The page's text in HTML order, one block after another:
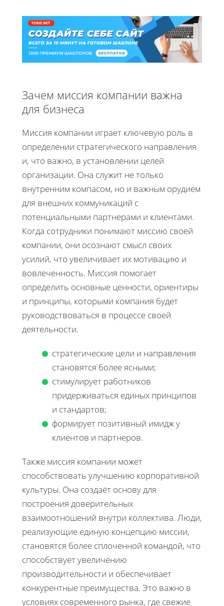
Зачем миссия компании важна
для бизнеса
Миссия компании играет ключевую роль в
определении стратегического направления
и, что важно, в установлении целей
организации. Она служит не только
внутренним компасом, но и важным орудием
для внешних коммуникаций с
потенциальными партнерами и клиентами.
Когда сотрудники понимают миссию своей
компании, они осознают смысл своих
усилий, что увеличивает их мотивацию и
вовлеченность. Миссия помогает
определить основные ценности, ориентиры
и принципы, которыми компания будет
руководствоваться в процессе своей
деятельности.
стратегические цели и направления
становятся более ясными;
стимулирует работников
придерживаться единых принципов
и стандартов;
формирует позитивный имидж у
клиентов и партнеров.
Также миссия компании может
способствовать улучшению корпоративной
культуры. Она создаёт основу для
построения доверительных
взаимоотношений внутри коллектива. Люди,
реализующие единую концепцию миссии,
становятся более сплоченной командой, что
способствует увеличению
производительности и обеспечивает
конкурентные преимущества. Это важно в
условиях современного рынка, где свежие